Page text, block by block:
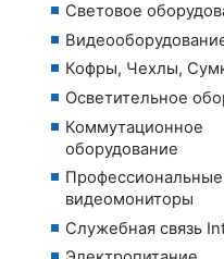
Световое
Кофры, Чехлы,
Осветительное
Коммутационное
оборудование
Профессиональные
видеомониторы
Служебная связь